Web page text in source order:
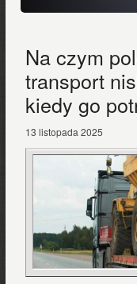
Na czym
transport
kiedy go
13 listopada 2025